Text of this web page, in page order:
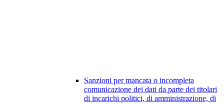
Sanzioni per mancata o incompleta
comunicazione dei dati da parte dei titolari
di incarichi politici, di amministrazione, di